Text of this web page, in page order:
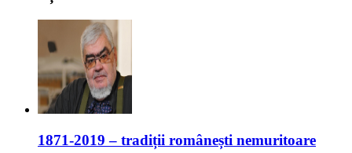
1871-2019 – tradiții românești nemuritoare